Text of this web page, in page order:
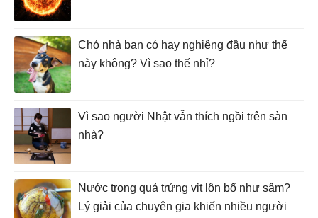
Chó nhà bạn có hay nghiêng đầu như thế
này không? Vì sao thế nhỉ?
Vì sao người Nhật vẫn thích ngồi trên sàn
nhà?
Nước trong quả trứng vịt lộn bổ như sâm?
Lý giải của chuyên gia khiến nhiều người